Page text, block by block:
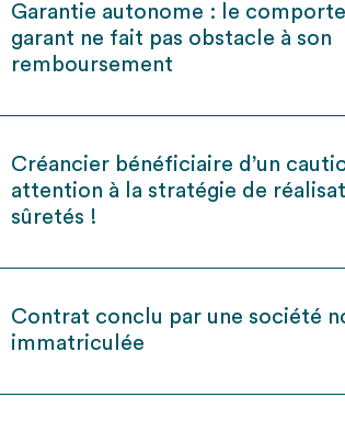
Garantie autonome : le
garant ne fait pas obstacle à son
remboursement
Créancier bénéficiaire d’un
attention à la stratégie de
sûretés !
Contrat conclu par une société
immatriculée